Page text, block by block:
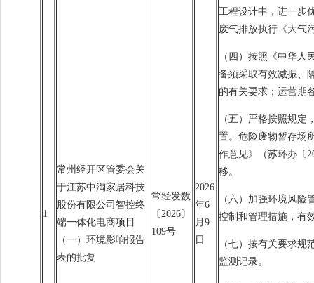
1
常州经开区管委会关
于江苏中淘家居科技
股份有限公司智控终
端一体化电商项目
（一）环境影响报告
表的批复
常经发数
〔2026〕
109号
2026
年6
月9
日
工程设计中，进一步
废气排放执行《大气
（四）按照《中华
备须采取有效减振、
的有关要求；运营期
（五）严格按照规
置。危险废物暂存场
作意见》（苏环办〔
移。
（六）加强环境风
控制和管理措施，有
（七）按有关要求
监测记录。